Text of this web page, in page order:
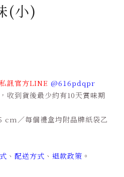
(小)
訊官方LINE @616pdqpr
收到貨後最少約有10天賞味期
cm／每個禮盒均附品牌紙袋乙
、 配送方式 、 退款政策 。